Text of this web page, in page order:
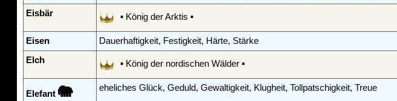
Eisbär
▪ König der Arktis ▪
Eisen
Dauerhaftigkeit, Festigkeit, Härte, Stärke
Elch
▪ König der nordischen Wälder ▪
Elefant 🐘 eheliches Glück, Geduld, Gewaltigkeit, Klugheit, Tollpatschigkeit, Treue